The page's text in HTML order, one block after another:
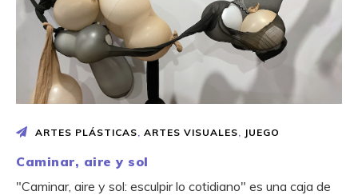
ARTES PLÁSTICAS ARTES VISUALES JUEGO
Caminar, aire y sol
"Caminar, aire y sol: esculpir lo cotidiano" es una caja de